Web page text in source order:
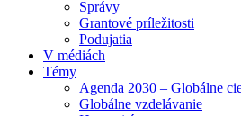
Správy
Grantové príležitosti
Podujatia
V médiách
Témy
Agenda 2030 – Globálne
Globálne vzdelávanie